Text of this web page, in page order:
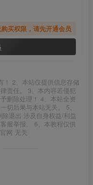
买权限，请先开通会员
！ 2、本站仅提供信息存储
责任。 3、本内容若侵犯
删除处理！ 4、本站全资
切后果与本站无关。 5、
退出 涉及自身权益/利益
服举报。 6、本教程仅供
网 无关